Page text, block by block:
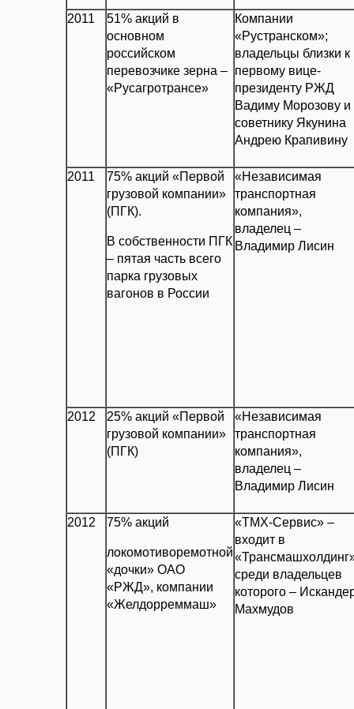
2011
51% акций в
основном
российском
перевозчике зерна –
«Русагротрансе»
Компании
«Рустранском»;
владельцы близки к
первому вице-
президенту РЖД
Вадиму Морозову и
советнику Якунина
Андрею Крапивину
2011
75% акций «Первой
грузовой компании»
(ПГК).
В собственности ПГК
– пятая часть всего
парка грузовых
вагонов в России
«Независимая
транспортная
компания»,
владелец –
Владимир Лисин
2012
25% акций «Первой
грузовой компании»
(ПГК)
«Независимая
транспортная
компания»,
владелец –
Владимир Лисин
2012 75% акций
локомотиворемотной
«дочки» ОАО
«РЖД», компании
«Желдорреммаш»
«ТМХ-Сервис» –
входит в
среди владельцев
которого –
Махмудов